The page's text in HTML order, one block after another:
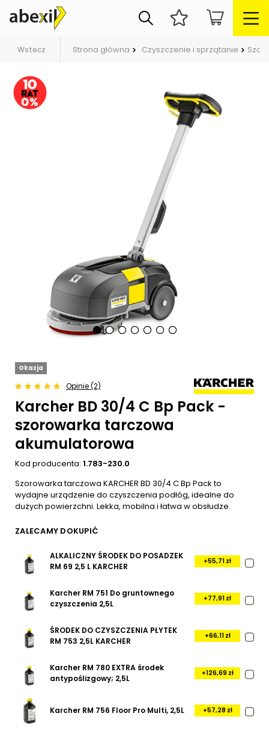
Wstecz Strona główna Czyszczenie i sprzątanie
Okazja
Opinie (2)
Karcher BD 30/4 C Bp Pack -
szorowarka tarczowa
akumulatorowa
Kod producenta: 1.783-230.0
Szorowarka tarczowa KARCHER BD 30/4 C Bp Pack to
wydajne urządzenie do czyszczenia podłóg, idealne do
dużych powierzchni. Lekka, mobilna i łatwa w obsłudze.
ZALECAMY DOKUPIĆ
ALKALICZNY ŚRODEK DO POSADZEK
RM 69 2,5 L KARCHER
+55,71 zł
Karcher RM 751 Do gruntownego
czyszczenia 2,5L
+77,91 zł
ŚRODEK DO CZYSZCZENIA PŁYTEK
RM 753 2,5L KARCHER
+66,11 zł
Karcher RM 780 EXTRA środek
antypoślizgowy; 2,5L
+126,69 zł
Karcher RM 756 Floor Pro Multi, 2,5L +57,28 zł